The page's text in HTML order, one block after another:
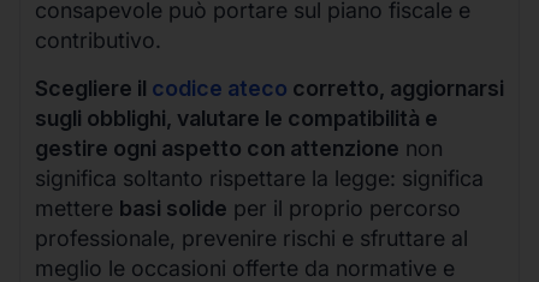
consapevole può portare sul piano fiscale e
contributivo.
Scegliere il codice ateco corretto, aggiornarsi
sugli obblighi, valutare le compatibilità e
gestire ogni aspetto con attenzione non
significa soltanto rispettare la legge: significa
mettere basi solide per il proprio percorso
professionale, prevenire rischi e sfruttare al
meglio le occasioni offerte da normative e